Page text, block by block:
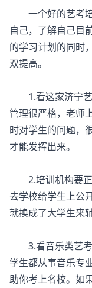
一个好的艺考培
自己，了解自己目
的学习计划的同时
双提高。
1.看这家济宁
管理很严格，老师
时对学生的问题，
才能发挥出来。
2.培训机构要正
去学校给学生上公
就换成了大学生来
3.看音乐类艺考
学生都从事音乐专
助你考上名校。如